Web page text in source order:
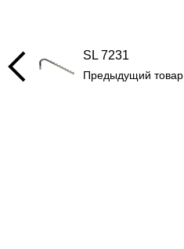
SL 7231
Предыдущий товар